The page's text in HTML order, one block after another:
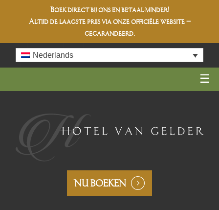
Boek direct bij ons en betaal minder!
Altijd delaagste prijsvia onze officiële website –
gegarandeerd.
NU BOEKEN
Nederlands